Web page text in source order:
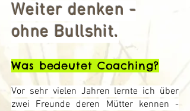
Weiter denken -
ohne Bullshit.
Vor sehr vielen Jahren lernte ich über
zwei Freunde deren Mütter kennen -
Was bedeutet Coaching?